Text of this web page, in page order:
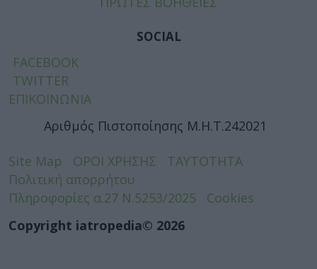
SOCIAL
FACEBOOK
TWITTER
ΕΠΙΚΟΙΝΩΝΙΑ
Αριθμός Πιστοποίησης Μ.Η.Τ.242021
Site Map ΟΡΟΙ ΧΡΗΣΗΣ
ΤΑΥΤΟΤΗΤΑ
Πολιτική απορρήτου
Πληροφορίες α.27 Ν.5253/2025
Cookies
Copyright iatropedia© 2026